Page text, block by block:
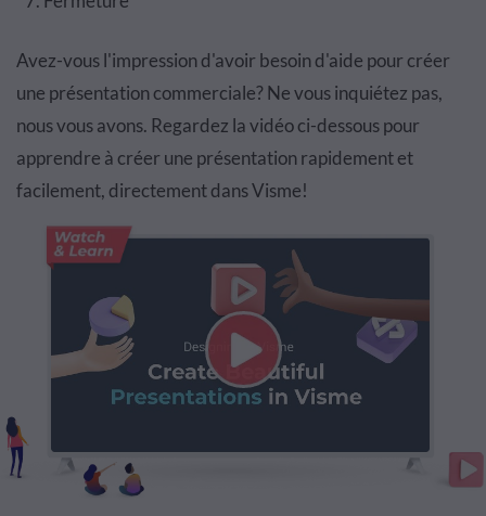
Avez-vous l'impression d'avoir besoin d'aide pour créer
une présentation commerciale? Ne vous inquiétez pas,
nous vous avons. Regardez la vidéo ci-dessous pour
apprendre à créer une présentation rapidement et
facilement, directement dans Visme!